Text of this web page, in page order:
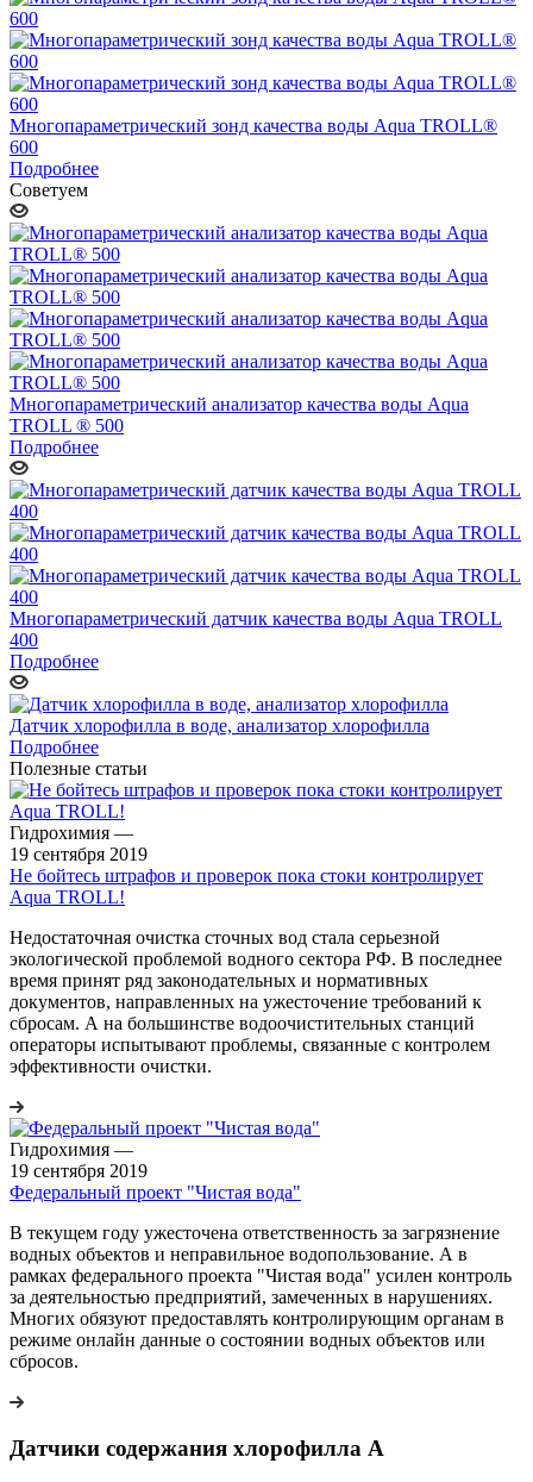
Многопараметрический зонд качества воды Aqua TROLL®
600
Подробнее
Советуем
Многопараметрический анализатор качества воды Aqua
TROLL ® 500
Подробнее
Многопараметрический датчик качества воды Aqua TROLL
400
Подробнее
Датчик хлорофилла в воде, анализатор хлорофилла
Подробнее
Полезные статьи
Гидрохимия —
19 сентября 2019
Не бойтесь штрафов и проверок пока стоки контролирует
Aqua TROLL!
Недостаточная очистка сточных вод стала серьезной
экологической проблемой водного сектора РФ. В последнее
время принят ряд законодательных и нормативных
документов, направленных на ужесточение требований к
сбросам. А на большинстве водоочистительных станций
операторы испытывают проблемы, связанные с контролем
эффективности очистки.
Гидрохимия —
19 сентября 2019
Федеральный проект "Чистая вода"
В текущем году ужесточена ответственность за загрязнение
водных объектов и неправильное водопользование. А в
рамках федерального проекта "Чистая вода" усилен контроль
за деятельностью предприятий, замеченных в нарушениях.
Многих обязуют предоставлять контролирующим органам в
режиме онлайн данные о состоянии водных объектов или
сбросов.
Датчики содержания хлорофилла А